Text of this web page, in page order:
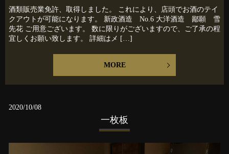
酒類販売業免許、取得しました。 これにより、店頭でお酒のテイ
クアウトが可能になります。 新政酒造 No.6 大洋酒造 鄙願 雪
先花 ご用意ございます。 数に限りがございますので、ご了承の程
宜しくお願い致します。 詳細はメ […]
MORE
2020/10/08
一枚板